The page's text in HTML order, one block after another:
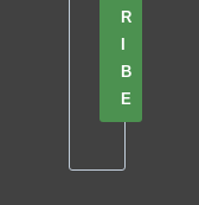
R
B
E